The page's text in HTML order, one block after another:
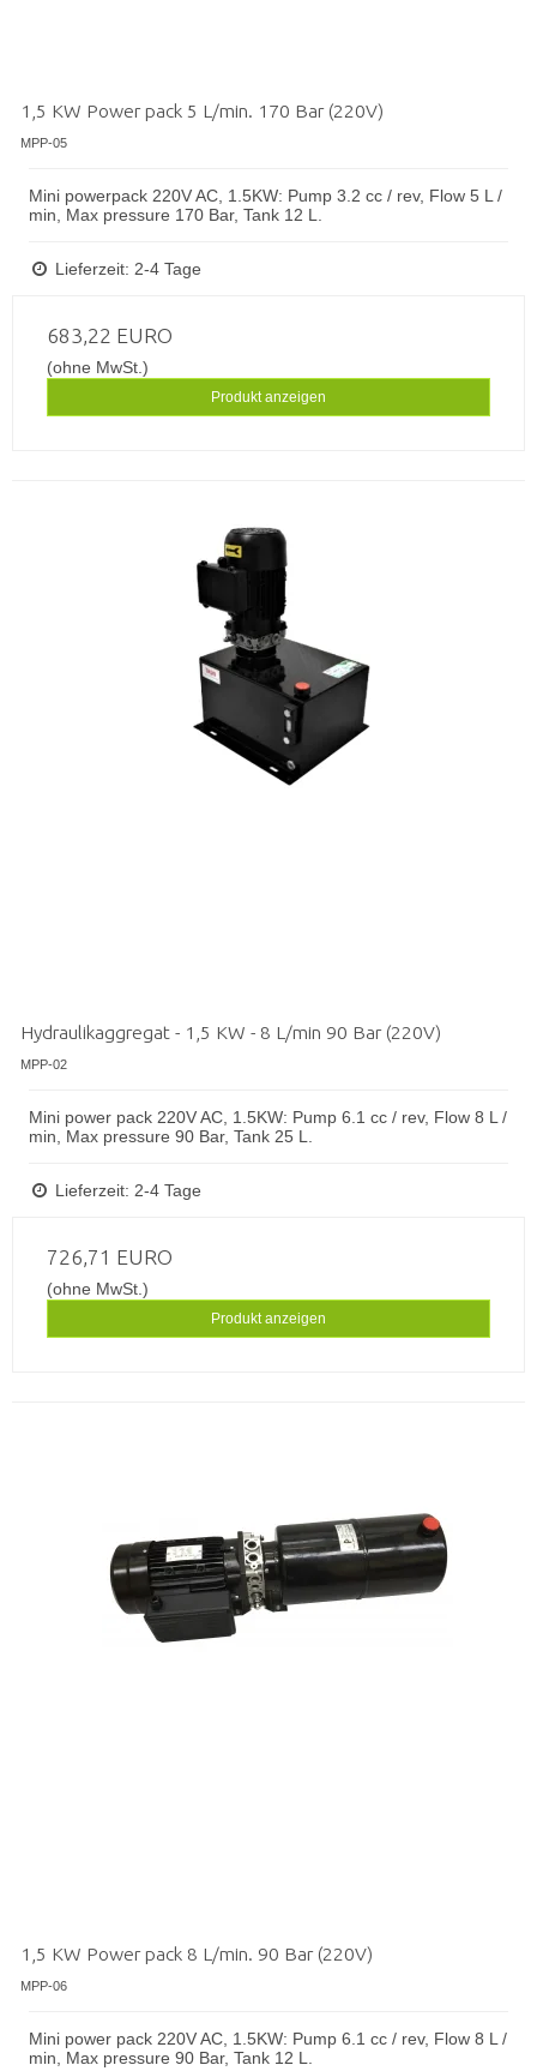
1,5 KW Power pack 5 L/min. 170 Bar (220V)
MPP-05
Mini powerpack 220V AC, 1.5KW: Pump 3.2 cc / rev, Flow 5 L /
min, Max pressure 170 Bar, Tank 12 L.
Lieferzeit: 2-4 Tage
683,22 EURO
(ohne MwSt.)
Produkt anzeigen
Hydraulikaggregat - 1,5 KW - 8 L/min 90 Bar (220V)
MPP-02
Mini power pack 220V AC, 1.5KW: Pump 6.1 cc / rev, Flow 8 L /
min, Max pressure 90 Bar, Tank 25 L.
Lieferzeit: 2-4 Tage
726,71 EURO
(ohne MwSt.)
Produkt anzeigen
1,5 KW Power pack 8 L/min. 90 Bar (220V)
MPP-06
Mini power pack 220V AC, 1.5KW: Pump 6.1 cc / rev, Flow 8 L /
min, Max pressure 90 Bar, Tank 12 L.